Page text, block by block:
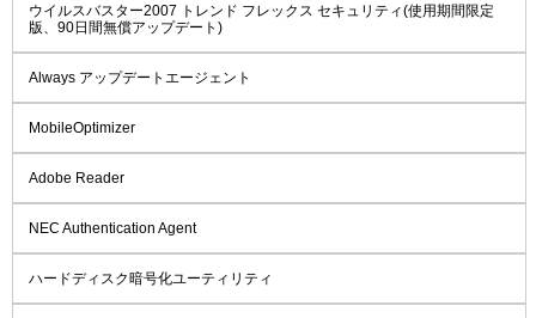
ウイルスバスター2007 トレンド フレックス セキュリティ(使用期間限定
版、90日間無償アップデート)
Always アップデートエージェント
MobileOptimizer
Adobe Reader
NEC Authentication Agent
ハードディスク暗号化ユーティリティ